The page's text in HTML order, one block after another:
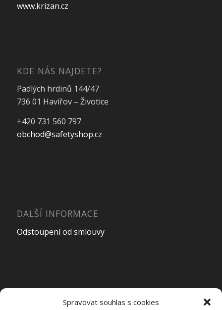
Spravovat souhlas s cookies
www.krizan.cz
KDE NÁS NAJDETE?
Padlých hrdinů 144/47
736 01 Havířov – Životice
+420 731 560 797
obchod@safetyshop.cz
DALŠÍ INFORMACE
Odstoupení od smlouvy